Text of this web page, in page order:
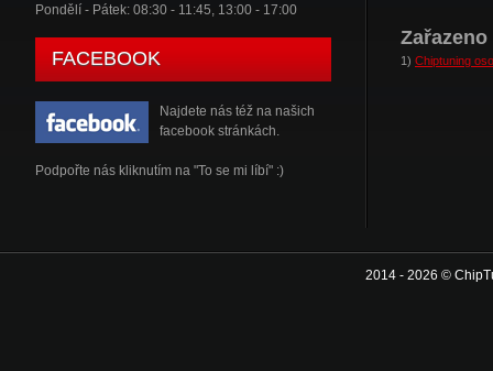
Pondělí - Pátek: 08:30 - 11:45, 13:00 - 17:00
FACEBOOK
Najdete nás též na našich
facebook stránkách.
Podpořte nás kliknutím na "To se mi líbí" :)
1) Chiptuning
2014 - 2026 ©